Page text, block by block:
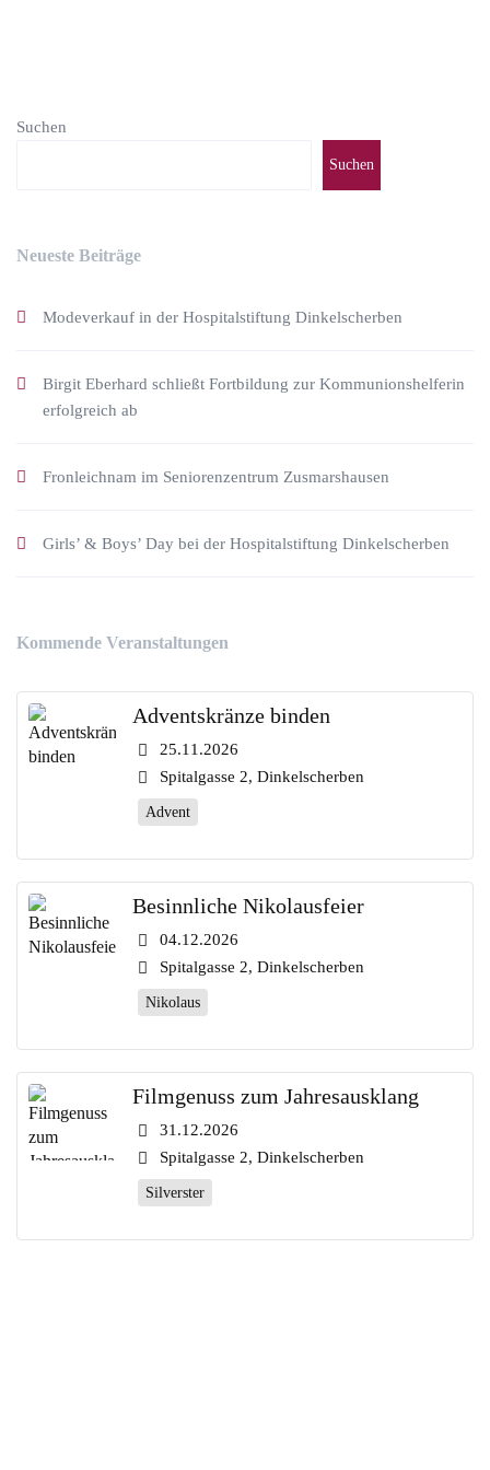
Suchen
Suchen
Neueste Beiträge
Modeverkauf in der Hospitalstiftung Dinkelscherben
Birgit Eberhard schließt Fortbildung zur Kommunionshelferin
erfolgreich ab
Fronleichnam im Seniorenzentrum Zusmarshausen
Girls’ & Boys’ Day bei der Hospitalstiftung Dinkelscherben
Kommende Veranstaltungen
Adventskränze binden
25.11.2026
Spitalgasse 2, Dinkelscherben
Advent
Besinnliche Nikolausfeier
04.12.2026
Spitalgasse 2, Dinkelscherben
Nikolaus
Filmgenuss zum Jahresausklang
31.12.2026
Spitalgasse 2, Dinkelscherben
Silverster